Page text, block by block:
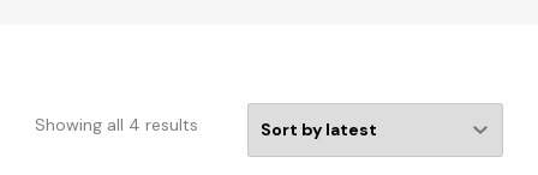
Showing all 4 results